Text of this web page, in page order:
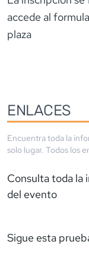
accede al
plaza
ENLACES
Encuentra toda la
solo lugar. Todos los
Consulta toda la
del evento
Sigue esta